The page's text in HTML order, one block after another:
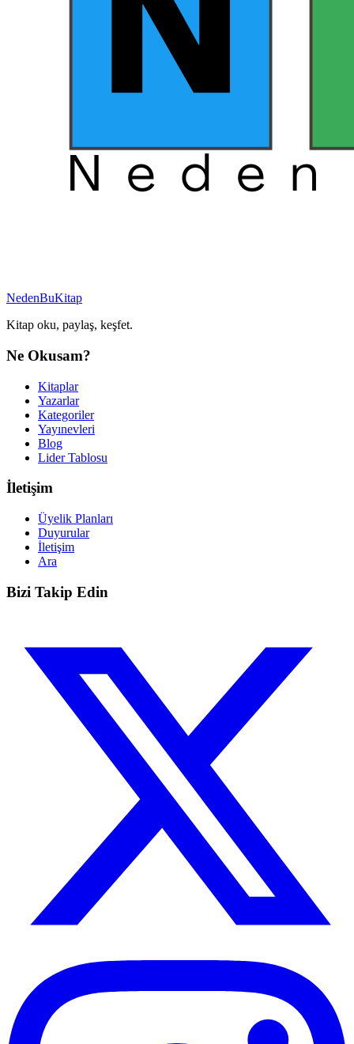
NedenBuKitap
Kitap oku, paylaş, keşfet.
Ne Okusam?
Kitaplar
Yazarlar
Kategoriler
Yayınevleri
Blog
Lider Tablosu
İletişim
Üyelik Planları
Duyurular
İletişim
Ara
Bizi Takip Edin